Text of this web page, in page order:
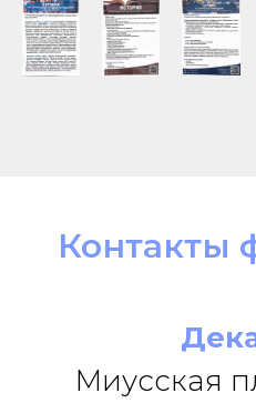
Контакты
Миусская